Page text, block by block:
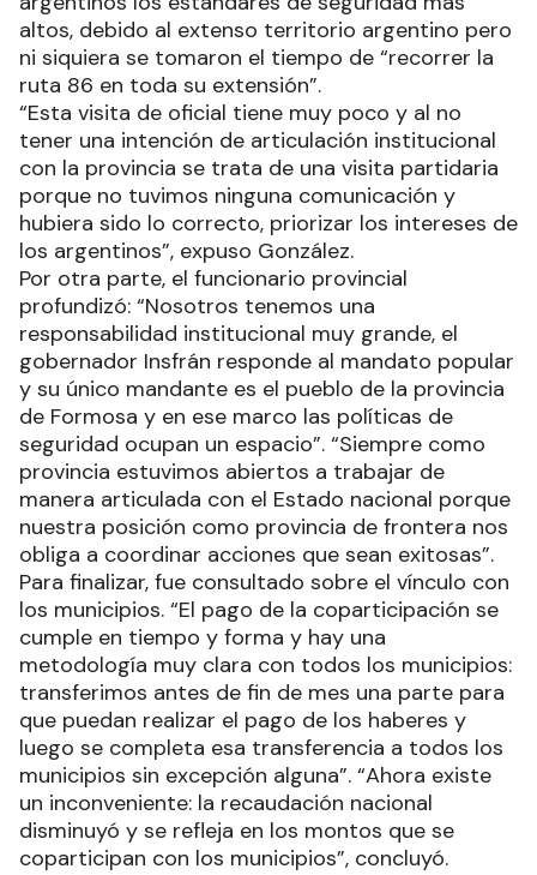
altos, debido al extenso territorio argentino pero
ni siquiera se tomaron el tiempo de “recorrer la
ruta 86 en toda su extensión”.
“Esta visita de oficial tiene muy poco y al no
tener una intención de articulación institucional
con la provincia se trata de una visita partidaria
porque no tuvimos ninguna comunicación y
hubiera sido lo correcto, priorizar los intereses de
los argentinos”, expuso González.
Por otra parte, el funcionario provincial
profundizó: “Nosotros tenemos una
responsabilidad institucional muy grande, el
gobernador Insfrán responde al mandato popular
y su único mandante es el pueblo de la provincia
de Formosa y en ese marco las políticas de
seguridad ocupan un espacio”. “Siempre como
provincia estuvimos abiertos a trabajar de
manera articulada con el Estado nacional porque
nuestra posición como provincia de frontera nos
obliga a coordinar acciones que sean exitosas”.
Para finalizar, fue consultado sobre el vínculo con
los municipios. “El pago de la coparticipación se
cumple en tiempo y forma y hay una
metodología muy clara con todos los municipios:
transferimos antes de fin de mes una parte para
que puedan realizar el pago de los haberes y
luego se completa esa transferencia a todos los
municipios sin excepción alguna”. “Ahora existe
un inconveniente: la recaudación nacional
disminuyó y se refleja en los montos que se
coparticipan con los municipios”, concluyó.